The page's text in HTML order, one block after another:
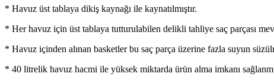
* Havuz üst tablaya dikiş kaynağı ile kaynatılmıştır.
* Her havuz için üst tablaya tutturulabilen delikli tahliye saç parçası
* Havuz içinden alınan basketler bu saç parça üzerine fazla suyun
* 40 litrelik havuz hacmi ile yüksek miktarda ürün alma imkanı